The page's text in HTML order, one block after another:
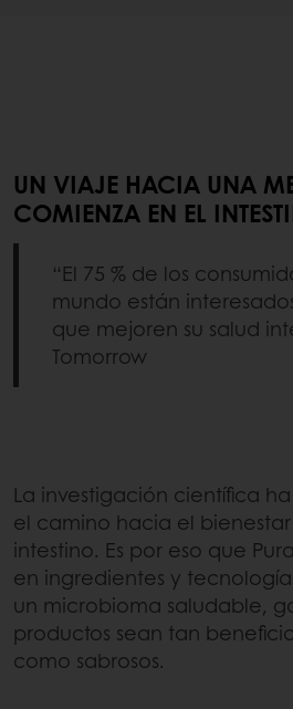
UN VIAJE HACIA UNA
COMIENZA EN EL
“El 75 % de los
mundo están
que mejoren su salud
Tomorrow
La investigación científica
el camino hacia el
intestino. Es por eso que
en ingredientes y
un microbioma saludable,
productos sean tan
como sabrosos.